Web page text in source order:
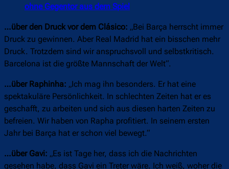
ohne Gegentor aus dem Spiel
…über den Druck vor dem Clásico: „Bei Barça herrscht immer
Druck zu gewinnen. Aber Real Madrid hat ein bisschen mehr
Druck. Trotzdem sind wir anspruchsvoll und selbstkritisch.
Barcelona ist die größte Mannschaft der Welt“.
…über Raphinha: „Ich mag ihn besonders. Er hat eine
spektakuläre Persönlichkeit. In schlechten Zeiten hat er es
geschafft, zu arbeiten und sich aus diesen harten Zeiten zu
befreien. Wir haben von Rapha profitiert. In seinem ersten
Jahr bei Barça hat er schon viel bewegt.“
…über Gavi: „Es ist Tage her, dass ich die Nachrichten
gesehen habe, dass Gavi ein Treter wäre. Ich weiß, woher die